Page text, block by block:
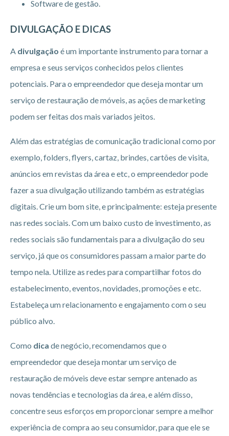
Software de gestão.
DIVULGAÇÃO E DICAS
A divulgação é um importante instrumento para tornar a
empresa e seus serviços conhecidos pelos clientes
potenciais. Para o empreendedor que deseja montar um
serviço de restauração de móveis, as ações de marketing
podem ser feitas dos mais variados jeitos.
Além das estratégias de comunicação tradicional como por
exemplo, folders, flyers, cartaz, brindes, cartões de visita,
anúncios em revistas da área e etc, o empreendedor pode
fazer a sua divulgação utilizando também as estratégias
digitais. Crie um bom site, e principalmente: esteja presente
nas redes sociais. Com um baixo custo de investimento, as
redes sociais são fundamentais para a divulgação do seu
serviço, já que os consumidores passam a maior parte do
tempo nela. Utilize as redes para compartilhar fotos do
estabelecimento, eventos, novidades, promoções e etc.
Estabeleça um relacionamento e engajamento com o seu
público alvo.
Como dica de negócio, recomendamos que o
empreendedor que deseja montar um serviço de
restauração de móveis deve estar sempre antenado as
novas tendências e tecnologias da área, e além disso,
concentre seus esforços em proporcionar sempre a melhor
experiência de compra ao seu consumidor, para que ele se